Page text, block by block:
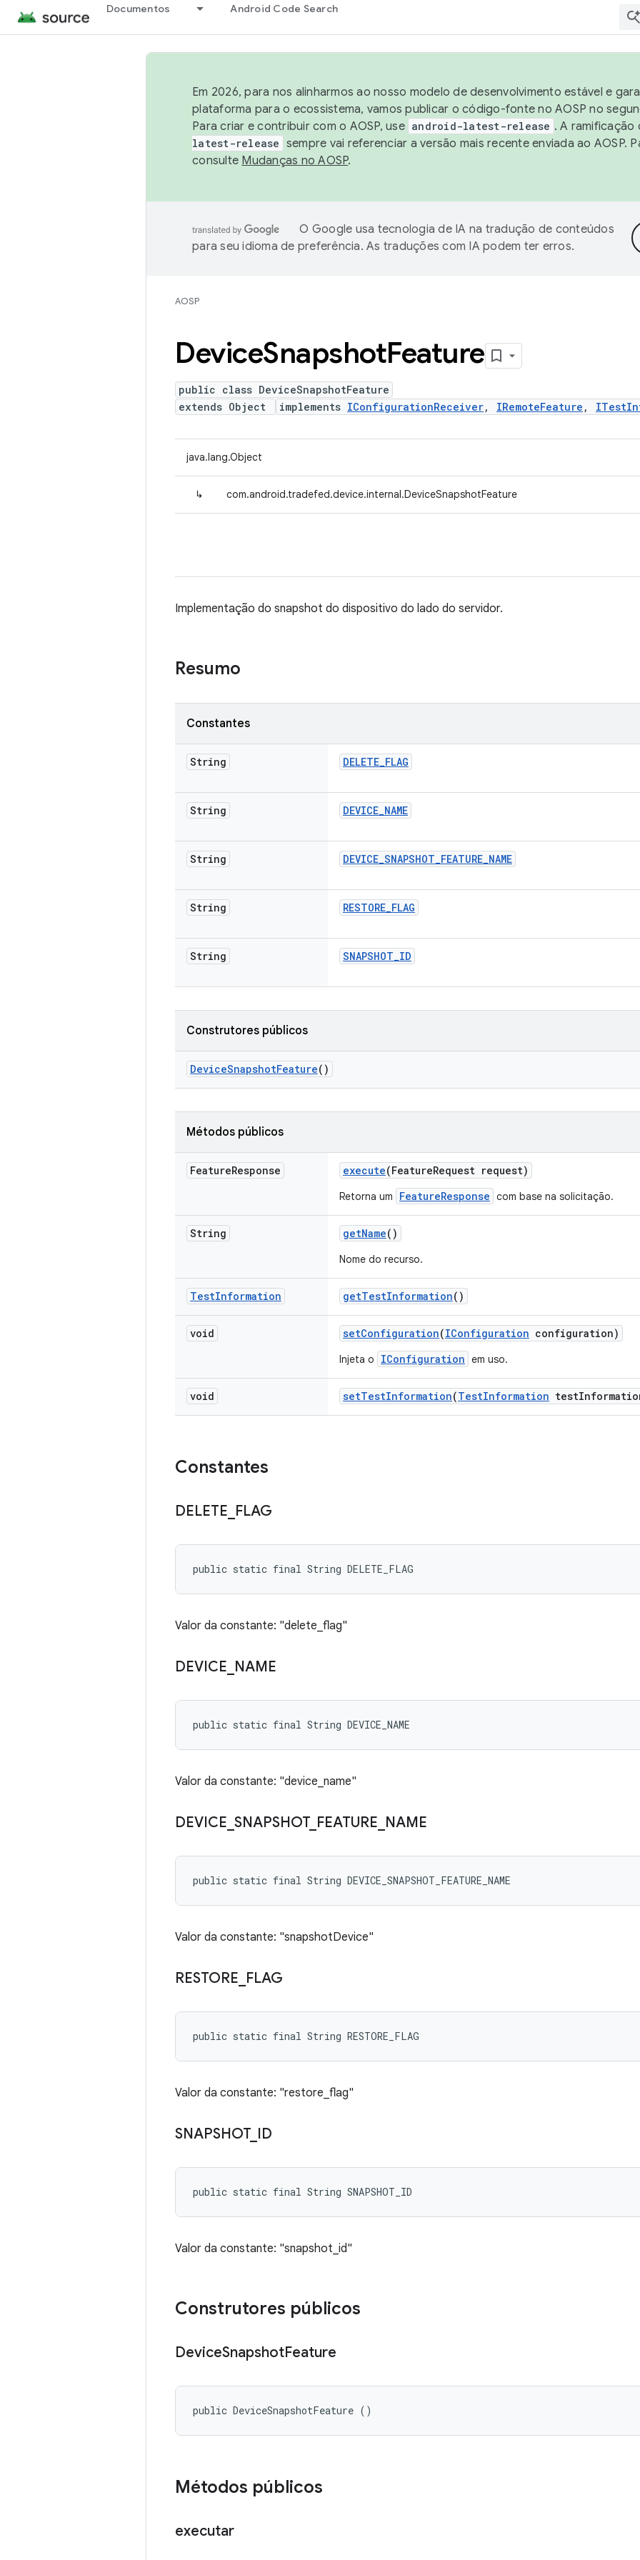
Documentos Android Code Search
Em 2026, para nos alinharmos ao nosso modelo de desenvolvimento estável e
plataforma para o ecossistema, vamos publicar o código-fonte no AOSP no
Para criar e contribuir com o AOSP, use android-latest-release . A
latest-release sempre vai referenciar a versão mais recente enviada ao AOSP.
consulte Mudanças no AOSP.
O Google usa tecnologia de IA na tradução de conteúdos
para seu idioma de preferência. As traduções com IA podem ter erros.
AOSP
DeviceSnapshotFeature
public class DeviceSnapshotFeature
extends Object
implements IConfigurationReceiver, IRemoteFeature ,
java.lang.Object
↳ com.android.tradefed.device.internal.DeviceSnapshotFeature
Implementação do snapshot do dispositivo do lado do servidor.
Resumo
Constantes
String DELETE_FLAG
String DEVICE_NAME
String DEVICE_SNAPSHOT_FEATURE_NAME
String RESTORE_FLAG
String SNAPSHOT_ID
Construtores públicos
DeviceSnapshotFeature()
Métodos públicos
FeatureResponse execute(FeatureRequest request)
Retorna um FeatureResponse com base na solicitação.
String getName()
Nome do recurso.
TestInformation getTestInformation()
void setConfiguration(IConfiguration configuration)
Injeta o IConfiguration em uso.
void setTestInformation(TestInformation test
Constantes
DELETE FLAG
public static final String DELETE_FLAG
Valor da constante: "delete_flag"
DEVICE NAME
public static final String DEVICE_NAME
Valor da constante: "device_name"
DEVICE SNAPSHOT_ FEATURE NAME
public static final String DEVICE_SNAPSHOT_FEATURE_NAME
Valor da constante: "snapshotDevice"
RESTORE FLAG
public static final String RESTORE_FLAG
Valor da constante: "restore_flag"
SNAPSHOT_ ID
public static final String SNAPSHOT_ID
Valor da constante: "snapshot_id"
Construtores públicos
DeviceSnapshotFeature
public DeviceSnapshotFeature ()
Métodos públicos
executar